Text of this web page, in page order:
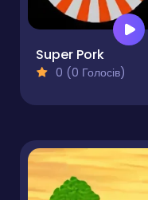
Super Pork
0 (0 Голосів)